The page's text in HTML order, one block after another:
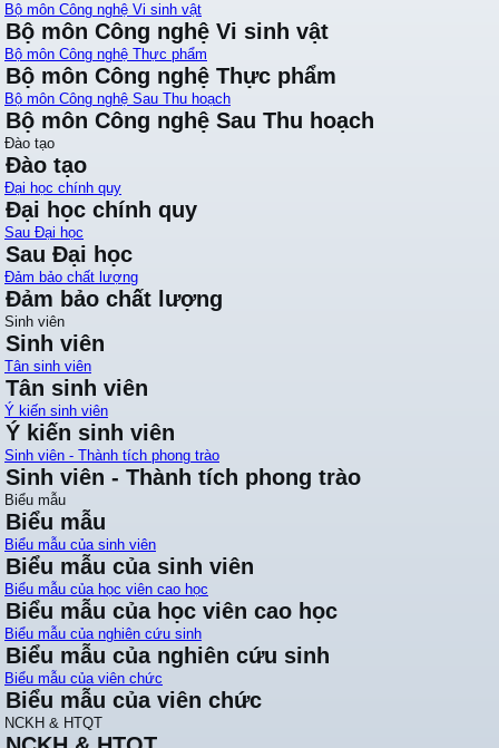
Bộ môn Công nghệ Vi sinh vật
Bộ môn Công nghệ Vi sinh vật
Bộ môn Công nghệ Thực phẩm
Bộ môn Công nghệ Thực phẩm
Bộ môn Công nghệ Sau Thu hoạch
Bộ môn Công nghệ Sau Thu hoạch
Đào tạo
Đào tạo
Đại học chính quy
Đại học chính quy
Sau Đại học
Sau Đại học
Đảm bảo chất lượng
Đảm bảo chất lượng
Sinh viên
Sinh viên
Tân sinh viên
Tân sinh viên
Ý kiến sinh viên
Ý kiến sinh viên
Sinh viên - Thành tích phong trào
Sinh viên - Thành tích phong trào
Biểu mẫu
Biểu mẫu
Biểu mẫu của sinh viên
Biểu mẫu của sinh viên
Biểu mẫu của học viên cao học
Biểu mẫu của học viên cao học
Biểu mẫu của nghiên cứu sinh
Biểu mẫu của nghiên cứu sinh
Biểu mẫu của viên chức
Biểu mẫu của viên chức
NCKH & HTQT